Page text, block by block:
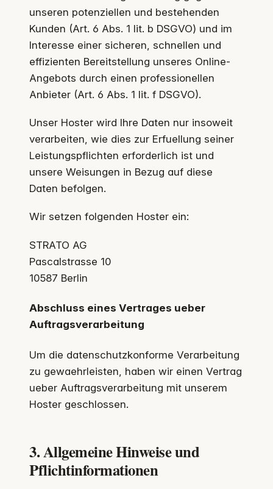
unseren potenziellen und bestehenden
Kunden (Art. 6 Abs. 1 lit. b DSGVO) und im
Interesse einer sicheren, schnellen und
effizienten Bereitstellung unseres Online-
Angebots durch einen professionellen
Anbieter (Art. 6 Abs. 1 lit. f DSGVO).
Unser Hoster wird Ihre Daten nur insoweit
verarbeiten, wie dies zur Erfuellung seiner
Leistungspflichten erforderlich ist und
unsere Weisungen in Bezug auf diese
Daten befolgen.
Wir setzen folgenden Hoster ein:
STRATO AG
Pascalstrasse 10
10587 Berlin
Abschluss eines Vertrages ueber
Auftragsverarbeitung
Um die datenschutzkonforme Verarbeitung
zu gewaehrleisten, haben wir einen Vertrag
ueber Auftragsverarbeitung mit unserem
Hoster geschlossen.
3. Allgemeine Hinweise und
Pflichtinformationen